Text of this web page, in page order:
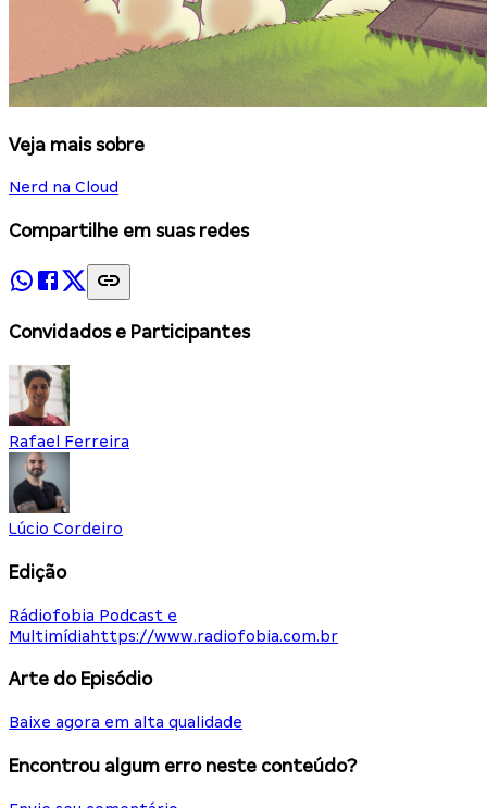
Veja mais sobre
Nerd na Cloud
Compartilhe em suas redes
Convidados e Participantes
Rafael Ferreira
Lúcio Cordeiro
Edição
Rádiofobia Podcast e
Multimídia https://www.radiofobia.com.br
Arte do Episódio
Baixe agora em alta qualidade
Encontrou algum erro neste conteúdo?